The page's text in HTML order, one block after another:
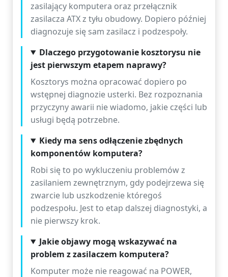
zasilający komputera oraz przełącznik
zasilacza ATX z tyłu obudowy. Dopiero później
diagnozuje się sam zasilacz i podzespoły.
Dlaczego przygotowanie kosztorysu nie
jest pierwszym etapem naprawy?
Kosztorys można opracować dopiero po
wstępnej diagnozie usterki. Bez rozpoznania
przyczyny awarii nie wiadomo, jakie części lub
usługi będą potrzebne.
Kiedy ma sens odłączenie zbędnych
komponentów komputera?
Robi się to po wykluczeniu problemów z
zasilaniem zewnętrznym, gdy podejrzewa się
zwarcie lub uszkodzenie któregoś
podzespołu. Jest to etap dalszej diagnostyki, a
nie pierwszy krok.
Jakie objawy mogą wskazywać na
problem z zasilaczem komputera?
Komputer może nie reagować na POWER,